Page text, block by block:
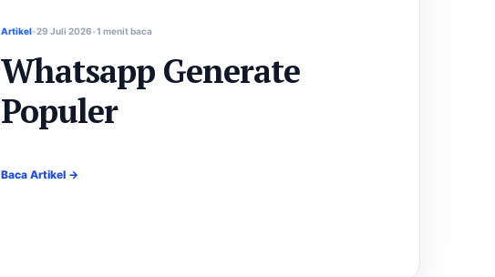
Artikel 29 Juli 2026 1 menit baca
Whatsapp Generate
Populer
Baca Artikel →